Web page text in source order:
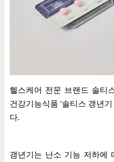
헬스케어 전문 브랜드 솔티
건강기능식품 '솔티스 갱년
다.
갱년기는 난소 기능 저하에